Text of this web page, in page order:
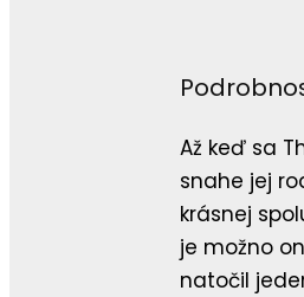
Až keď sa
snahe jej
krásnej
je možno
natočil